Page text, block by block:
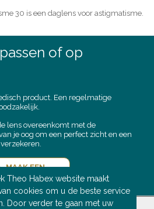
30 is een daglens voor astigmatisme.
of op
product. Een regelmatige
lens overeenkomt met de
je oog om een perfect zicht en een
MAAK EEN
AFSPRAAK
Theo Habex website maakt
cookies om u de beste service
Door verder te gaan met uw